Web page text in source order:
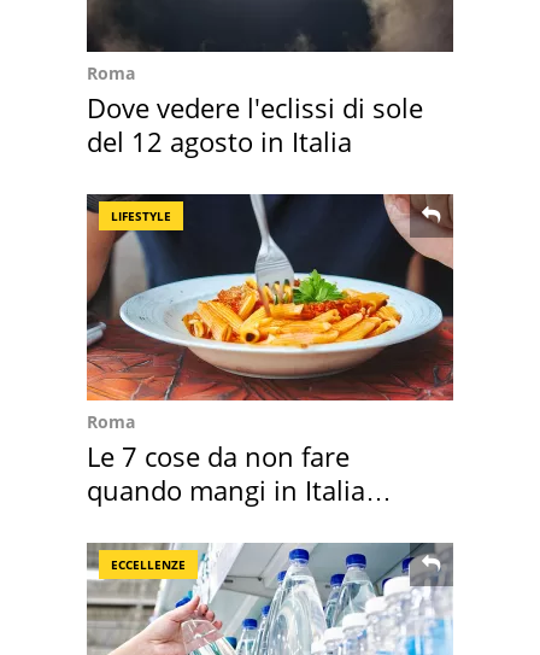
Roma
Dove vedere l'eclissi di sole
del 12 agosto in Italia
LIFESTYLE
Roma
Le 7 cose da non fare
quando mangi in Italia
ECCELLENZE